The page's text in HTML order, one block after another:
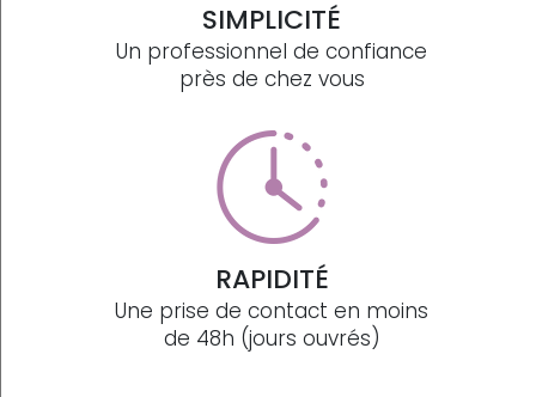
SIMPLICITÉ
Un professionnel de confiance
près de chez vous
RAPIDITÉ
Une prise de contact en moins
de 48h (jours ouvrés)